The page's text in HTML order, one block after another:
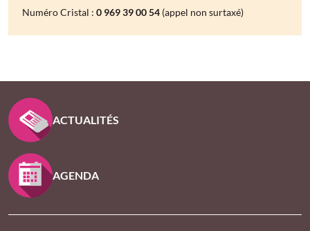
Numéro Cristal : 0 969 39 00 54 (appel non surtaxé)
PIED DE PAGE KLESIA - ASSUREUR D’INTÉRÊT
ACTUALITÉS
AGENDA